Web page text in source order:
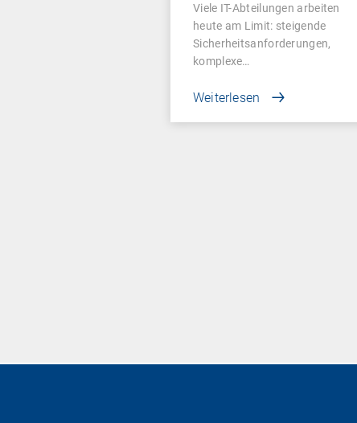
Viele IT-Abteilungen arbeiten
heute am Limit: steigende
Sicherheitsanforderungen,
komplexe…
Weiterlesen